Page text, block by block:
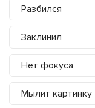
Разбился
Заклинил
Нет фокуса
Мылит картинку